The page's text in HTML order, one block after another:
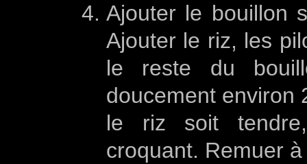
Ajouter le bouillon
Ajouter le riz, les
le reste du
doucement environ
le riz soit
croquant. Remuer